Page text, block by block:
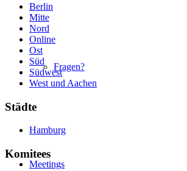
Fragen?
Meetings
Berlin
Mitte
Nord
Online
Ost
Süd
Südwest
West und Aachen
Städte
Hamburg
Komitees